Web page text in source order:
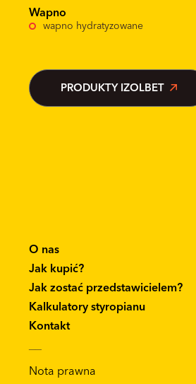
Wapno
wapno hydratyzowane
PRODUKTY IZOLBET
O nas
Jak kupić?
Jak zostać przedstawicielem?
Kalkulatory styropianu
Kontakt
Nota prawna